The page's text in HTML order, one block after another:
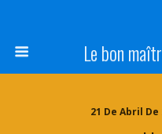
Le bon
21 De Abril